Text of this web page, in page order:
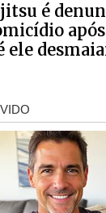
é
ele